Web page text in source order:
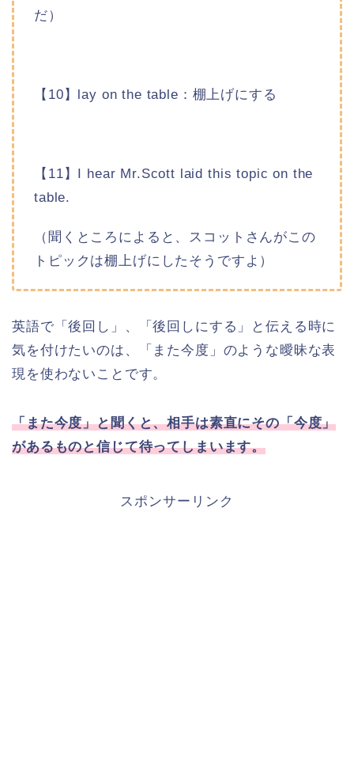
だ）
【10】lay on the table：棚上げにする
【11】I hear Mr.Scott laid this topic on the
table.
（聞くところによると、スコットさんがこの
トピックは棚上げにしたそうですよ）
英語で「後回し」、「後回しにする」と伝える時に
気を付けたいのは、「また今度」のような曖昧な表
現を使わないことです。
「また今度」と聞くと、相手は素直にその「今度」
があるものと信じて待ってしまいます。
スポンサーリンク